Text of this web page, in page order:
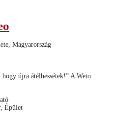
Magyarország
újra átélhessétek!” A Weto
Épület